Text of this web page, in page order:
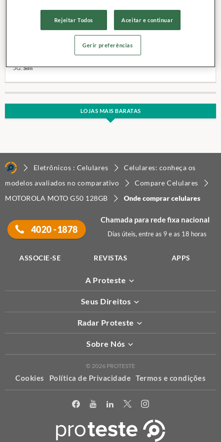
05 / 2021
Último sistema operacional disponível:Android 12
5G:Sim
LOJAS MAIS BARATAS
Eletrônicos : Celulares
Celulares: conheça os
modelos avaliados no comparativo
Compare Celulares
MOTOROLA MOTO G50 128GB
Onde comprar celulares
4020 -1878
Chamada para rede fixa nacional
Dias úteis, entre as 9 e as 18 horas
ASSOCIE-SE REVISTAS APPS
A Proteste
Seus Direitos
Radar Proteste
Sobre Nós
© 2026 PROTESTE
Cookies Política de Privacidade Termos e condições
Rejeitar Todos Aceitar e continuar
Gerir preferências